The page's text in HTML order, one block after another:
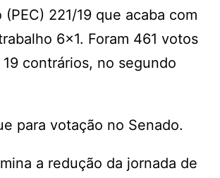
221/19 que acaba com
6×1. Foram 461 votos
contrários, no segundo
para votação no Senado.
a redução da jornada de